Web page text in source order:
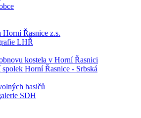
Řasnice z.s.
LHŘ
kostela v Horní Řasnici
Horní Řasnice - Srbská
hasičů
SDH